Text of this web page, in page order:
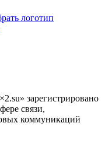
логотип
зарегистрировано
связи,
коммуникаций